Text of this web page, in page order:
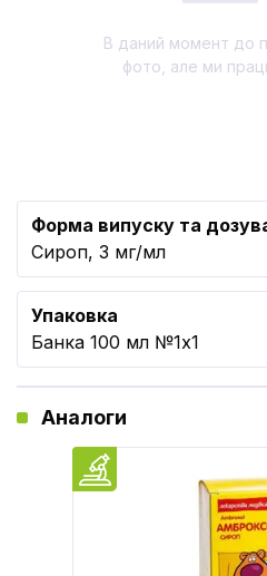
В даний момент до
фото, але ми
Форма випуску та
Сироп, 3 мг/мл
Упаковка
Банка 100 мл №1x1
Аналоги